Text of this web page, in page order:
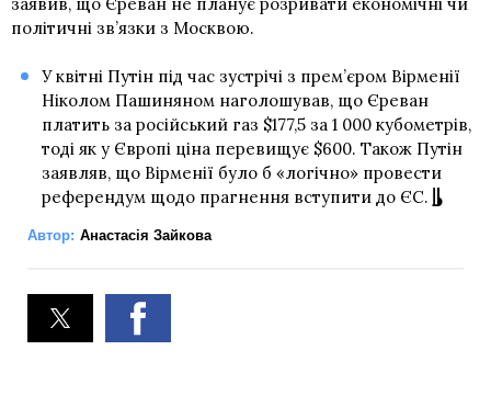
політичні зв’язки з Москвою.
У квітні Путін під час зустрічі з прем’єром Вірменії
Ніколом Пашиняном наголошував, що Єреван
платить за російський газ $177,5 за 1 000 кубометрів,
тоді як у Європі ціна перевищує $600. Також Путін
заявляв, що Вірменії було б «логічно» провести
референдум щодо прагнення вступити до ЄС.
Автор: Анастасія Зайкова